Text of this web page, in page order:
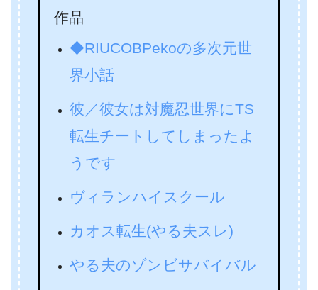
作品
◆RIUCOBPekoの多次元世
界小話
彼／彼女は対魔忍世界にTS
転生チートしてしまったよ
うです
ヴィランハイスクール
カオス転生(やる夫スレ)
やる夫のゾンビサバイバル